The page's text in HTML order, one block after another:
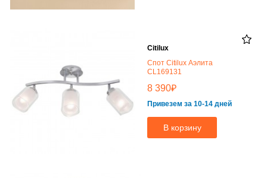
Citilux
Спот Citilux Аэлита
CL169131
8 390₽
Привезем за 10-14 дней
В корзину